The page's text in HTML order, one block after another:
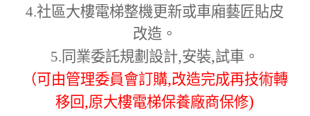
4.社區大樓電梯整機更新或車廂藝匠貼皮
改造。
5. 同業委託規劃設計,安裝,試車。
（可由管理委員會訂購,改造完成再技術轉
移回,原大樓電梯保養廠商保修)